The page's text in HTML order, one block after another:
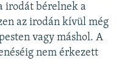
irodát bérelnek a
az irodán kívül még
vagy máshol. A
nem érkezett